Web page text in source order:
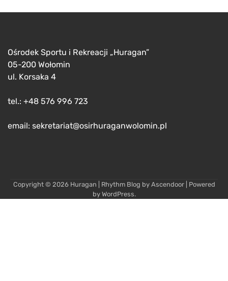
Ośrodek Sportu i Rekreacji „Huragan”
05-200 Wołomin
ul. Korsaka 4
tel.: +48 576 996 723
email: sekretariat@osirhuraganwolomin.pl
Copyright © 2026 Huragan | Rhythm Blog by Ascendoor| Powered
by WordPress.